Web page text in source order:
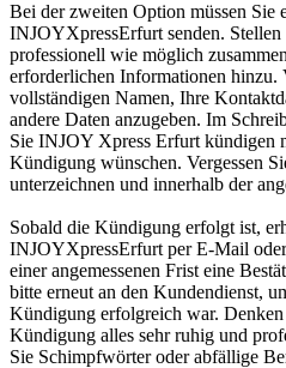
Bei der zweiten Option müssen Sie
INJOYXpressErfurt senden. Stellen
professionell wie möglich
erforderlichen Informationen hinzu.
vollständigen Namen, Ihre
andere Daten anzugeben. Im
Sie INJOY Xpress Erfurt kündigen
Kündigung wünschen. Vergessen
unterzeichnen und innerhalb der
Sobald die Kündigung erfolgt ist,
INJOYXpressErfurt per E-Mail
einer angemessenen Frist eine
bitte erneut an den Kundendienst,
Kündigung erfolgreich war. Denken
Kündigung alles sehr ruhig und
Sie Schimpfwörter oder abfällige